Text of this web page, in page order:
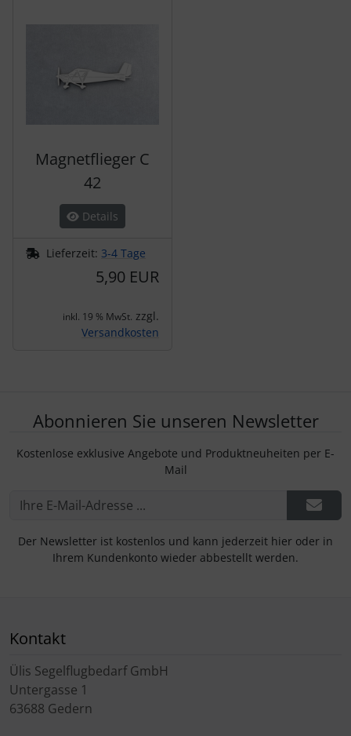
Magnetflieger C
42
Details
Lieferzeit: 3-4 Tage
5,90 EUR
inkl. 19 % MwSt. zzgl.
Versandkosten
Abonnieren Sie unseren Newsletter
Kostenlose exklusive Angebote und Produktneuheiten per E-
Mail
Der Newsletter ist kostenlos und kann jederzeit hier oder in
Ihrem Kundenkonto wieder abbestellt werden.
Kontakt
Ülis Segelflugbedarf GmbH
Untergasse 1
63688 Gedern